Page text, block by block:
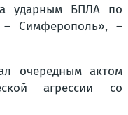
ударным БПЛА по
– Симферополь», –
очередным актом
агрессии со